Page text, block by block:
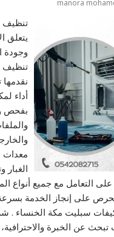
manora
تنظيف
يتعلق
وجودة
تنظيف
أداء
بفحص
معدات
الغبار
على التعامل مع جميع أنواع
على إنجاز الخدمة
سبليت مكة الخنساء .
عن الخبرة